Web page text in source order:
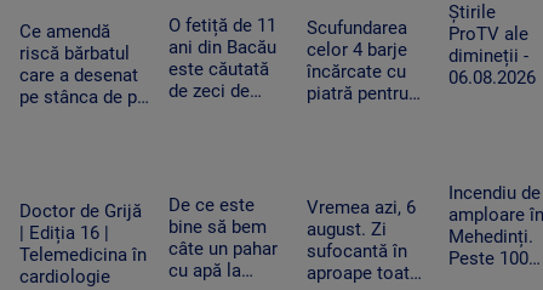
Ce amendă
riscă bărbatul
care a desenat
pe stânca de pe
O fetiță de 11
ani din Bacău
este căutată
de zeci de
de acasă
Scufundarea
celor 4 barje
încărcate cu
piatră pentru
Știrile
ProTV ale
dimineții -
06.08.2026
Doctor de Grijă
| Ediția 16 |
Telemedicina în
cardiologie
De ce este
bine să bem
câte un pahar
cu apă la
Vremea azi, 6
august. Zi
sufocantă în
aproape toată
Incendiu de
amploare în
Mehedinți.
Peste 100